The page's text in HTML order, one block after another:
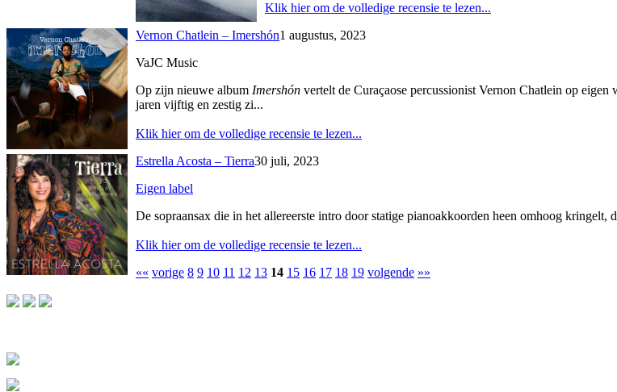
Klik hier om de volledige recensie te lezen...
Vernon Chatlein – Imershón1 augustus, 2023
VaJC Music
Op zijn nieuwe album Imershón vertelt de Curaçaose percussionist Vernon Chatlein op
jaren vijftig en zestig zi...
Klik hier om de volledige recensie te lezen...
Estrella Acosta – Tierra30 juli, 2023
Eigen label
De sopraansax die in het allereerste intro door statige pianoakkoorden heen omhoog kringelt,
Klik hier om de volledige recensie te lezen...
«« vorige 8 9 10 11 12 13 14 15 16 17 18 19 volgende »»